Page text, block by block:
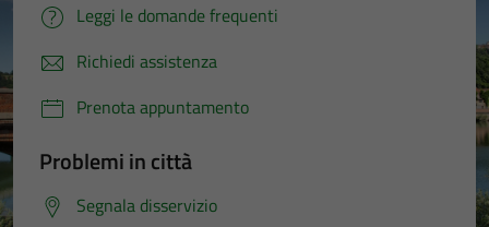
Leggi le domande frequenti
Richiedi assistenza
Prenota appuntamento
Problemi in città
Segnala disservizio